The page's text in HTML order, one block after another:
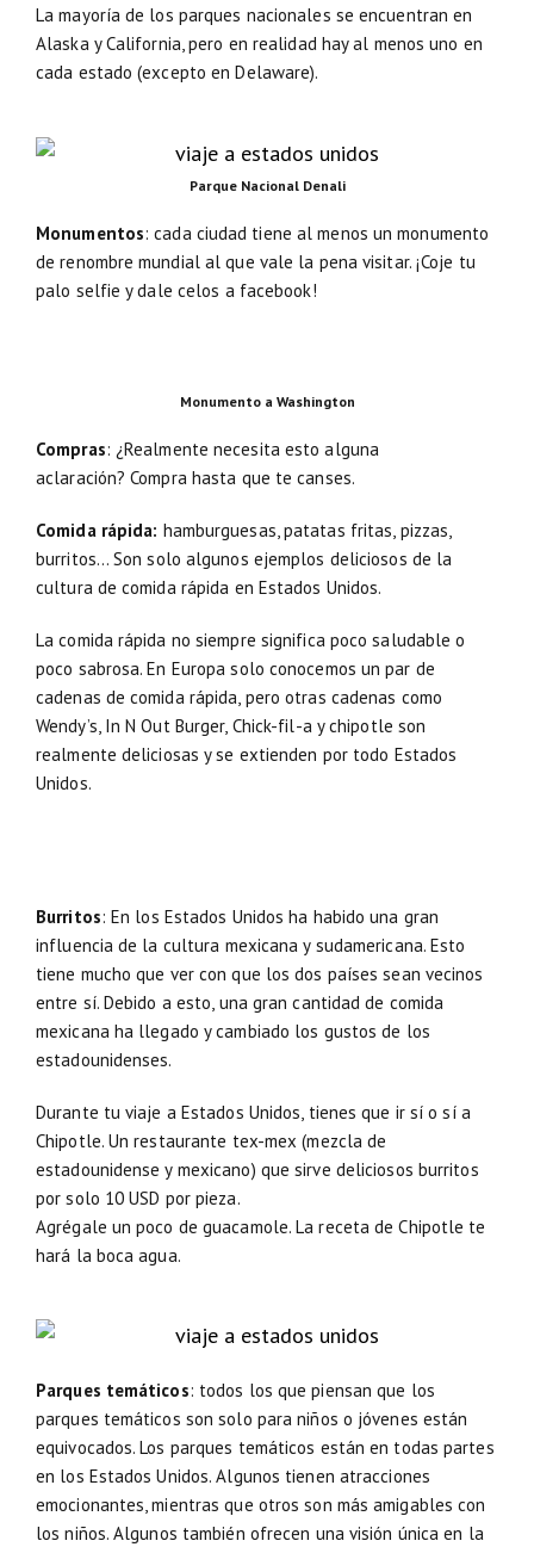
La mayoría de los parques nacionales se encuentran en
Alaska y California, pero en realidad hay al menos uno en
cada estado (excepto en Delaware).
Parque Nacional Denali
Monumentos: cada ciudad tiene al menos un monumento
de renombre mundial al que vale la pena visitar. ¡Coje tu
palo selfie y dale celos a facebook!
Monumento a Washington
Compras: ¿Realmente necesita esto alguna
aclaración? Compra hasta que te canses.
Comida rápida: hamburguesas, patatas fritas, pizzas,
burritos… Son solo algunos ejemplos deliciosos de la
cultura de comida rápida en Estados Unidos.
La comida rápida no siempre significa poco saludable o
poco sabrosa. En Europa solo conocemos un par de
cadenas de comida rápida, pero otras cadenas como
Wendy’s, In N Out Burger, Chick-fil-a y chipotle son
realmente deliciosas y se extienden por todo Estados
Unidos.
Burritos: En los Estados Unidos ha habido una gran
influencia de la cultura mexicana y sudamericana. Esto
tiene mucho que ver con que los dos países sean vecinos
entre sí. Debido a esto, una gran cantidad de comida
mexicana ha llegado y cambiado los gustos de los
estadounidenses.
Durante tu viaje a Estados Unidos, tienes que ir sí o sí a
Chipotle. Un restaurante tex-mex (mezcla de
estadounidense y mexicano) que sirve deliciosos burritos
por solo 10 USD por pieza.
Agrégale un poco de guacamole. La receta de Chipotle te
hará la boca agua.
Parques temáticos: todos los que piensan que los
parques temáticos son solo para niños o jóvenes están
equivocados. Los parques temáticos están en todas partes
en los Estados Unidos. Algunos tienen atracciones
emocionantes, mientras que otros son más amigables con
los niños. Algunos también ofrecen una visión única en la